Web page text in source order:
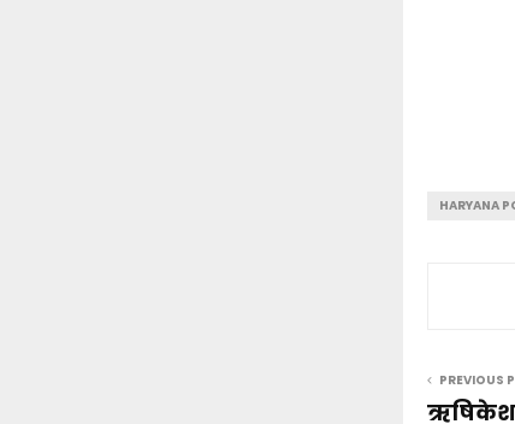
HARYANA
PREVIOUS
ऋषिकेश